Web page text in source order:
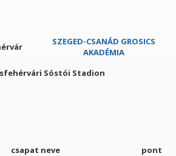
SZEGED-CSANÁD GROSICS
AKADÉMIA
Sóstói Stadion
csapat neve
pont